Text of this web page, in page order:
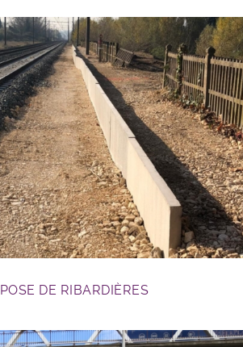
GC ferroviaire
POSE DE RIBARDIÈRES